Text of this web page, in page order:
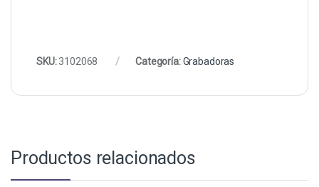
SKU:3102068 Categoría:Grabadoras
Productos relacionados